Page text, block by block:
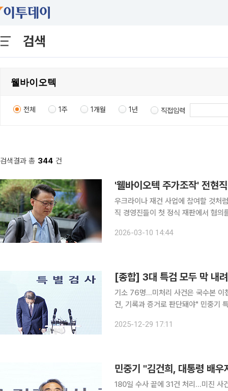
검색
전체 1주 1개월 1년 직접입력
검색결과 총 344 건
'웰바이오텍 주가조작' 전현
우크라이나 재건 사업에 참여할 것처
직 경영진들이 첫 정식 재판에서 혐의를 부인했다. 서울중앙지법 형사합의
2026-03-10 14:44
기소 76명…미처리 사건은 국수본 이
건, 기록과 증거로 판단돼야" 민중기 특별검사팀이 김건희 여사 관련 의혹 수사를 마무리하면서
넘겼지만, 핵심 쟁점으로 꼽혔던 일부
2025-12-29 17:11
180일 수사 끝에 31건 처리…미진 사